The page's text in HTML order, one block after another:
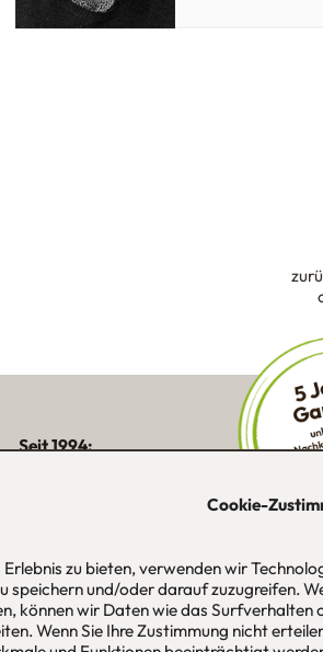
Cookie-
zu bieten, verwenden wir
und/oder darauf zuzugreifen.
können wir Daten wie das Surfverhalten
Wenn Sie Ihre Zustimmung nicht
Seit 1994:
Hans Pinsel-Str. 1
im DreierHaus
85540Haar / München
Tel
Fax
E-Mail